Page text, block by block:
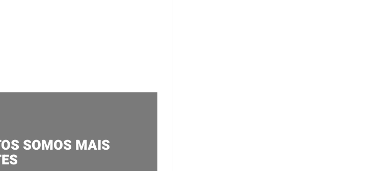
SOMOS MAIS